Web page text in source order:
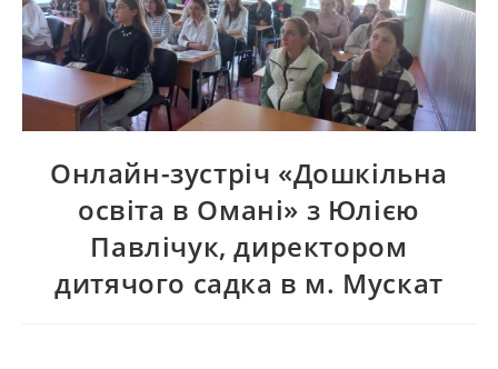
Онлайн-зустріч «Дошкільна
освіта в Омані» з Юлією
Павлічук, директором
дитячого садка в м. Мускат